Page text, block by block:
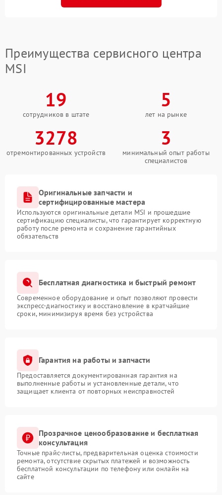
Преимущества сервисного центра
MSI
19
сотрудников в штате
5
лет на рынке
3278
отремонтированных устройств
3
минимальный опыт работы
специалистов
Оригинальные запчасти и
сертифицированные мастера
Используются оригинальные детали MSI и прошедшие
сертификацию специалисты, что гарантирует корректную
работу после ремонта и сохранение гарантийных
обязательств
Бесплатная диагностика и быстрый ремонт
Современное оборудование и опыт позволяют провести
экспресс-диагностику и восстановление в кратчайшие
сроки, минимизируя время без устройства
Гарантия на работы и запчасти
Предоставляется документированная гарантия на
выполненные работы и установленные детали, что
защищает клиента от повторных неисправностей
Прозрачное ценообразование и бесплатная
консультация
Точные прайс-листы, предварительная оценка стоимости
ремонта, отсутствие скрытых платежей и возможность
бесплатной консультации по телефону или онлайн на
сайте